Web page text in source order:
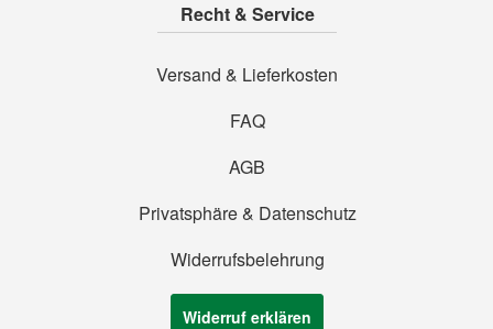
Recht & Service
Versand & Lieferkosten
FAQ
AGB
Privatsphäre & Datenschutz
Widerrufsbelehrung
Widerruf erklären